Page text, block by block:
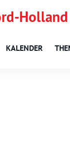
Holland
KALENDER